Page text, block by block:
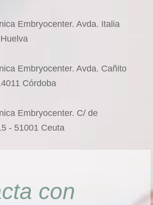
Embryocenter. Avda. Italia
Embryocenter. Avda. Cañito
Córdoba
Embryocenter. C/ de
- 51001 Ceuta
con